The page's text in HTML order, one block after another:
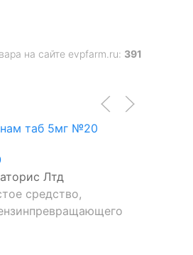
на сайте evpfarm.ru: 391
Лтд
средство,